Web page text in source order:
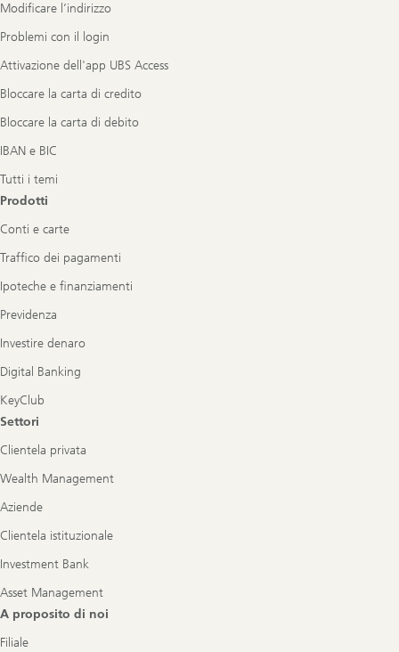
Modificare l’indirizzo
Problemi con il login
Attivazione dell'app UBS Access
Bloccare la carta di credito
Bloccare la carta di debito
IBAN e BIC
Tutti i temi
Prodotti
Conti e carte
Traffico dei pagamenti
Ipoteche e finanziamenti
Previdenza
Investire denaro
Digital Banking
KeyClub
Settori
Clientela privata
Wealth Management
Aziende
Clientela istituzionale
Investment Bank
Asset Management
A proposito di noi
Filiale